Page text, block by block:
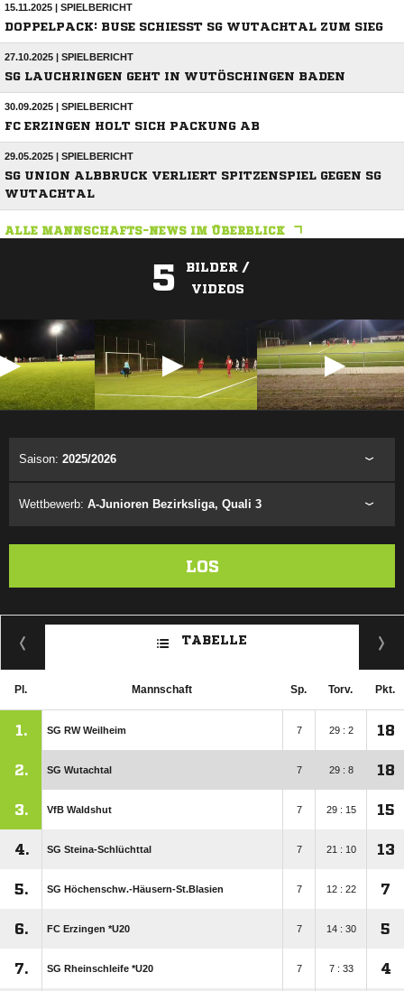
15.11.2025 | SPIELBERICHT
DOPPELPACK: BUSE SCHIESST SG WUTACHTAL ZUM SIEG
27.10.2025 | SPIELBERICHT
SG LAUCHRINGEN GEHT IN WUTÖSCHINGEN BADEN
30.09.2025 | SPIELBERICHT
FC ERZINGEN HOLT SICH PACKUNG AB
29.05.2025 | SPIELBERICHT
SG UNION ALBBRUCK VERLIERT SPITZENSPIEL GEGEN SG
WUTACHTAL
ALLE MANNSCHAFTS-NEWS IM ÜBERBLICK
5
BILDER /
VIDEOS
Saison: 2025/2026
Wettbewerb: A-Junioren Bezirksliga, Quali 3
LOS
TABELLE
Pl. Mannschaft Sp. Torv. Pkt.
1. SG RW Weilheim 7 29 : 2 18
2. SG Wutachtal 7 29 : 8 18
3. VfB Waldshut 7 29 : 15 15
4. SG Steina-Schlüchttal 7 21 : 10 13
5. SG Höchenschw.-Häusern-St.Blasien 7 12 : 22 7
6. FC Erzingen *U20 7 14 : 30 5
7. SG Rheinschleife *U20 7 7 : 33 4